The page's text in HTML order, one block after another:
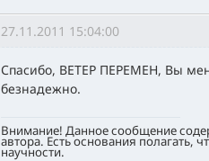
27.11.2011 15:04:00
Спасибо, ВЕТЕР ПЕРЕМЕН, Вы
безнадежно.
Внимание! Данное сообщение
автора. Есть основания полагать,
научности.